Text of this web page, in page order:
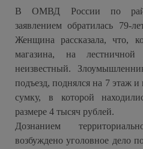
В ОМВД России по
заявлением обратилась 79-
Женщина рассказала, что,
магазина, на
неизвестный.
подъезд, поднялся на 7 этаж
сумку, в которой
размере 4 тысяч рублей.
Дознанием
возбуждено уголовное дело